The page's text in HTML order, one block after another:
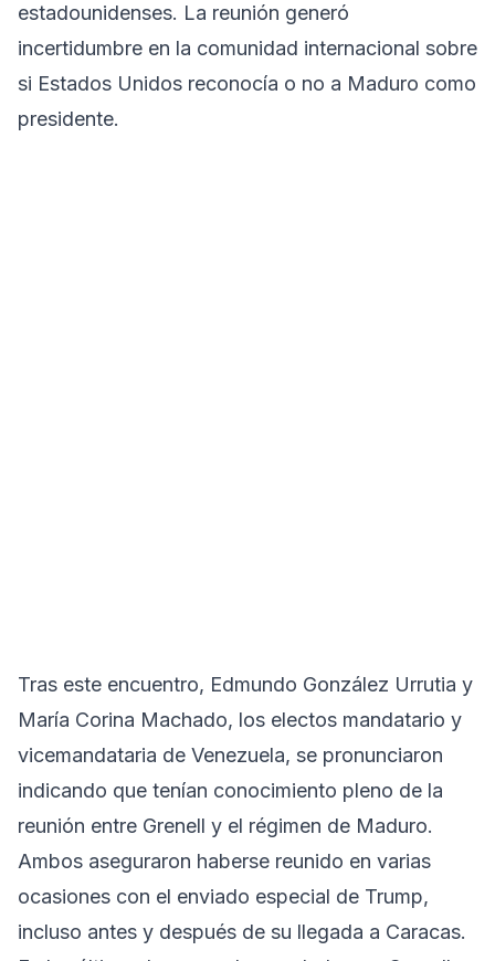
estadounidenses. La reunión generó
incertidumbre en la comunidad internacional sobre
si Estados Unidos reconocía o no a Maduro como
presidente.
Tras este encuentro, Edmundo González Urrutia y
María Corina Machado, los electos mandatario y
vicemandataria de Venezuela, se pronunciaron
indicando que tenían conocimiento pleno de la
reunión entre Grenell y el régimen de Maduro.
Ambos aseguraron haberse reunido en varias
ocasiones con el enviado especial de Trump,
incluso antes y después de su llegada a Caracas.